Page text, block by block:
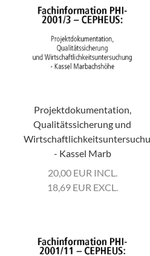
Projektdokumentation,
Qualitätssicherung und
- Kassel Marb
20,00 EUR INCL.
18,69 EUR EXCL.